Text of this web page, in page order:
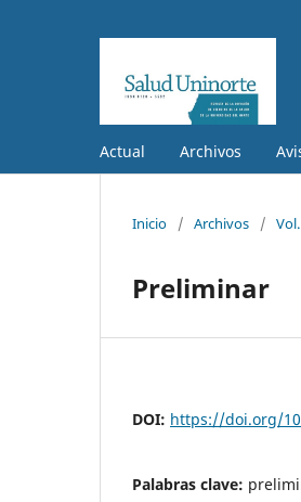
Actual Archivos
Inicio / Archivos /
Preliminar
DOI: https://doi.org/
Palabras clave: